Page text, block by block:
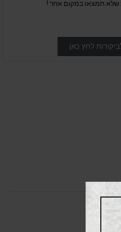
שלא תמצאו במקום אחר !
לחץ כאן